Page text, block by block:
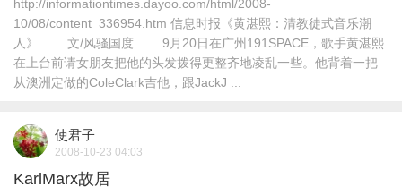
http://informationtimes.dayoo.com/html/2008-
10/08/content_336954.htm 信息时报《黄湛熙：清教徒式音乐潮
人》 文/风骚国度 9月20日在广州191SPACE，歌手黄湛熙
在上台前请女朋友把他的头发拨得更整齐地凌乱一些。他背着一把
从澳洲定做的ColeClark吉他，跟JackJ ...
使君子
2008-10-23 04:03
KarlMarx故居